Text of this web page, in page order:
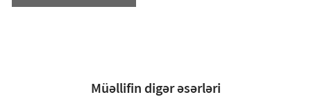
Müəllifin digər əsərləri